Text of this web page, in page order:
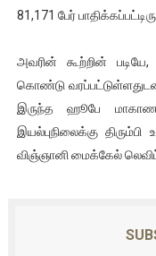
81,171 பேர்
அவரின் கூற்றின்
கொண்டு
இருந்த ஹூபே
இயல்புநிலைக்கு
விஞ்ஞானி மைக்கேல் லெவிட்